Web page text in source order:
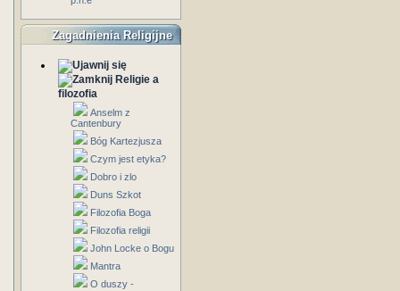
Zagadnienia Religijne
Religie a
filozofia
Anselm z
Cantenbury
Bóg Kartezjusza
Czym jest etyka?
Dobro i zlo
Duns Szkot
Filozofia Boga
Filozofia religii
John Locke o Bogu
Mantra
O duszy -